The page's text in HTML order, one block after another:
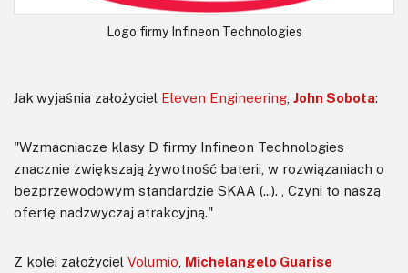
Logo firmy Infineon Technologies
Jak wyjaśnia założyciel Eleven Engineering John Sobota:
"Wzmacniacze klasy D firmy Infineon Technologies
znacznie zwiększają żywotność baterii, w rozwiązaniach o
bezprzewodowym standardzie SKAA (...). , Czyni to naszą
ofertę nadzwyczaj atrakcyjną."
Z kolei założyciel Volumio Michelangelo Guarise